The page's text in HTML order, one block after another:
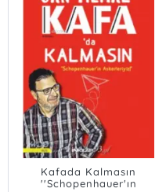
Kafada Kalmasın
''Schopenhauer'ın